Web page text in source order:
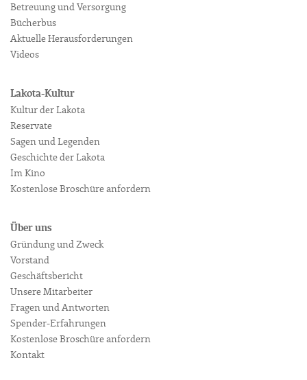
Betreuung und Versorgung
Bücherbus
Aktuelle Herausforderungen
Videos
Lakota-Kultur
Kultur der Lakota
Reservate
Sagen und Legenden
Geschichte der Lakota
Im Kino
Kostenlose Broschüre anfordern
Über uns
Gründung und Zweck
Vorstand
Geschäftsbericht
Unsere Mitarbeiter
Fragen und Antworten
Spender-Erfahrungen
Kostenlose Broschüre anfordern
Kontakt